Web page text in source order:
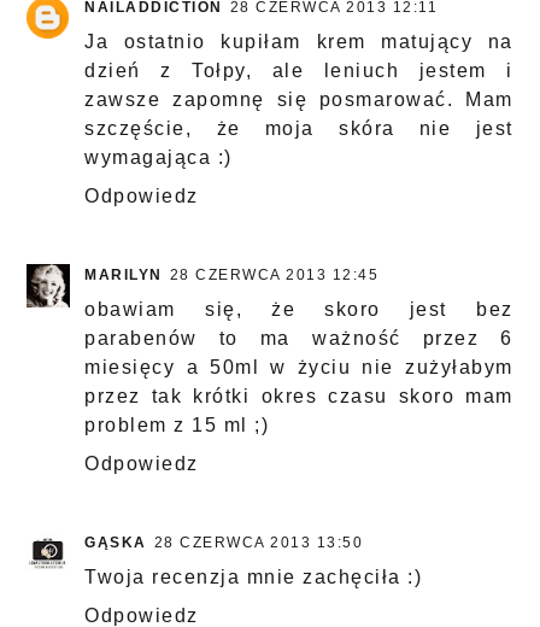
NAILADDICTION 28 CZERWCA 2013 12:11
Ja ostatnio kupiłam krem matujący na
dzień z Tołpy, ale leniuch jestem i
zawsze zapomnę się posmarować. Mam
szczęście, że moja skóra nie jest
wymagająca :)
Odpowiedz
MARILYN 28 CZERWCA 2013 12:45
obawiam się, że skoro jest bez
parabenów to ma ważność przez 6
miesięcy a 50ml w życiu nie zużyłabym
przez tak krótki okres czasu skoro mam
problem z 15 ml ;)
Odpowiedz
GĄSKA 28 CZERWCA 2013 13:50
Twoja recenzja mnie zachęciła :)
Odpowiedz